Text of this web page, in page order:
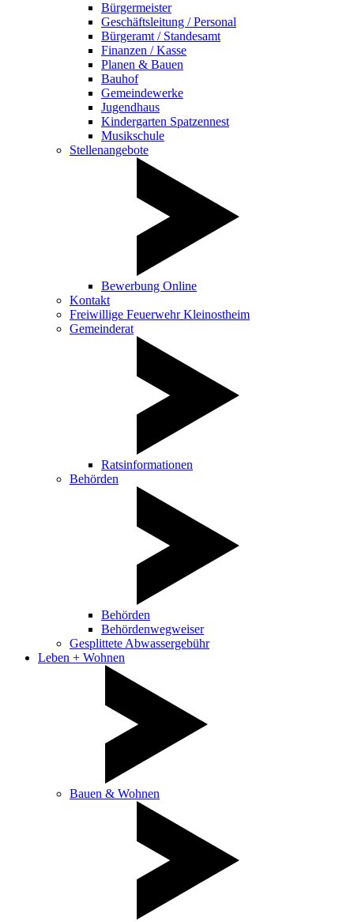
Bürgermeister
Geschäftsleitung / Personal
Bürgeramt / Standesamt
Finanzen / Kasse
Planen & Bauen
Bauhof
Gemeindewerke
Jugendhaus
Kindergarten Spatzennest
Musikschule
Stellenangebote
Bewerbung Online
Kontakt
Freiwillige Feuerwehr Kleinostheim
Gemeinderat
Ratsinformationen
Behörden
Behörden
Behördenwegweiser
Gesplittete Abwassergebühr
Leben + Wohnen
Bauen & Wohnen